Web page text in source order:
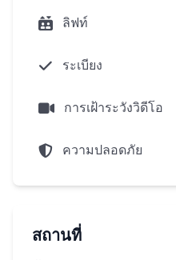
เทนนิสขึ้นศาล
ร้านอาหารและร้านกา
กระสวยยานรถไปที่ช
ซักผ้า
ลิฟท์
ระเบียง
การเฝ้าระวังวิดีโอ
ความปลอดภัย
สถานที่